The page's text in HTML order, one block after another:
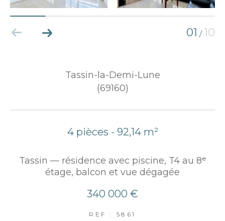
01 /10
Tassin-la-Demi-Lune
(69160)
4 pièces - 92,14 m²
Tassin — résidence avec piscine, T4 au 8ᵉ
étage, balcon et vue dégagée
340 000 €
REF : 5861